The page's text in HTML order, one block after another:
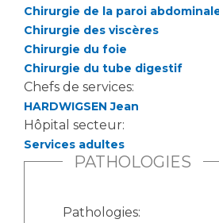
Chirurgie de la paroi
Chirurgie des viscères
Chirurgie du foie
Chirurgie du tube digestif
Chefs de services:
HARDWIGSEN Jean
Hôpital secteur:
Services adultes
PATHOLOGIES
Pathologies: